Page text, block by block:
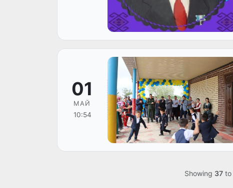
01
МАЙ
10:54
Showing 37 to